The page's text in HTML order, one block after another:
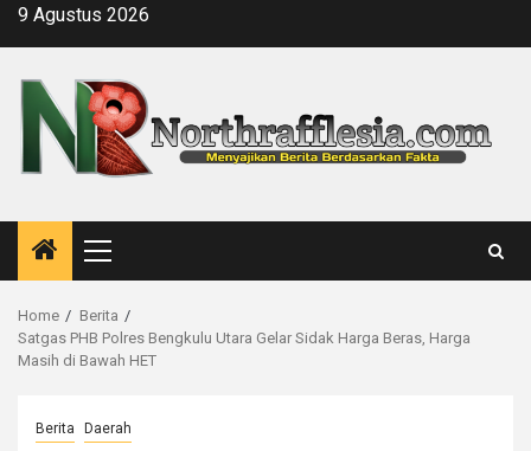
Skip9 Agustus 2026
Primary
Menu
Home
Berita
Satgas PHB Polres Bengkulu Utara Gelar Sidak Harga Beras, Harga
Masih di Bawah HET
Berita Daerah